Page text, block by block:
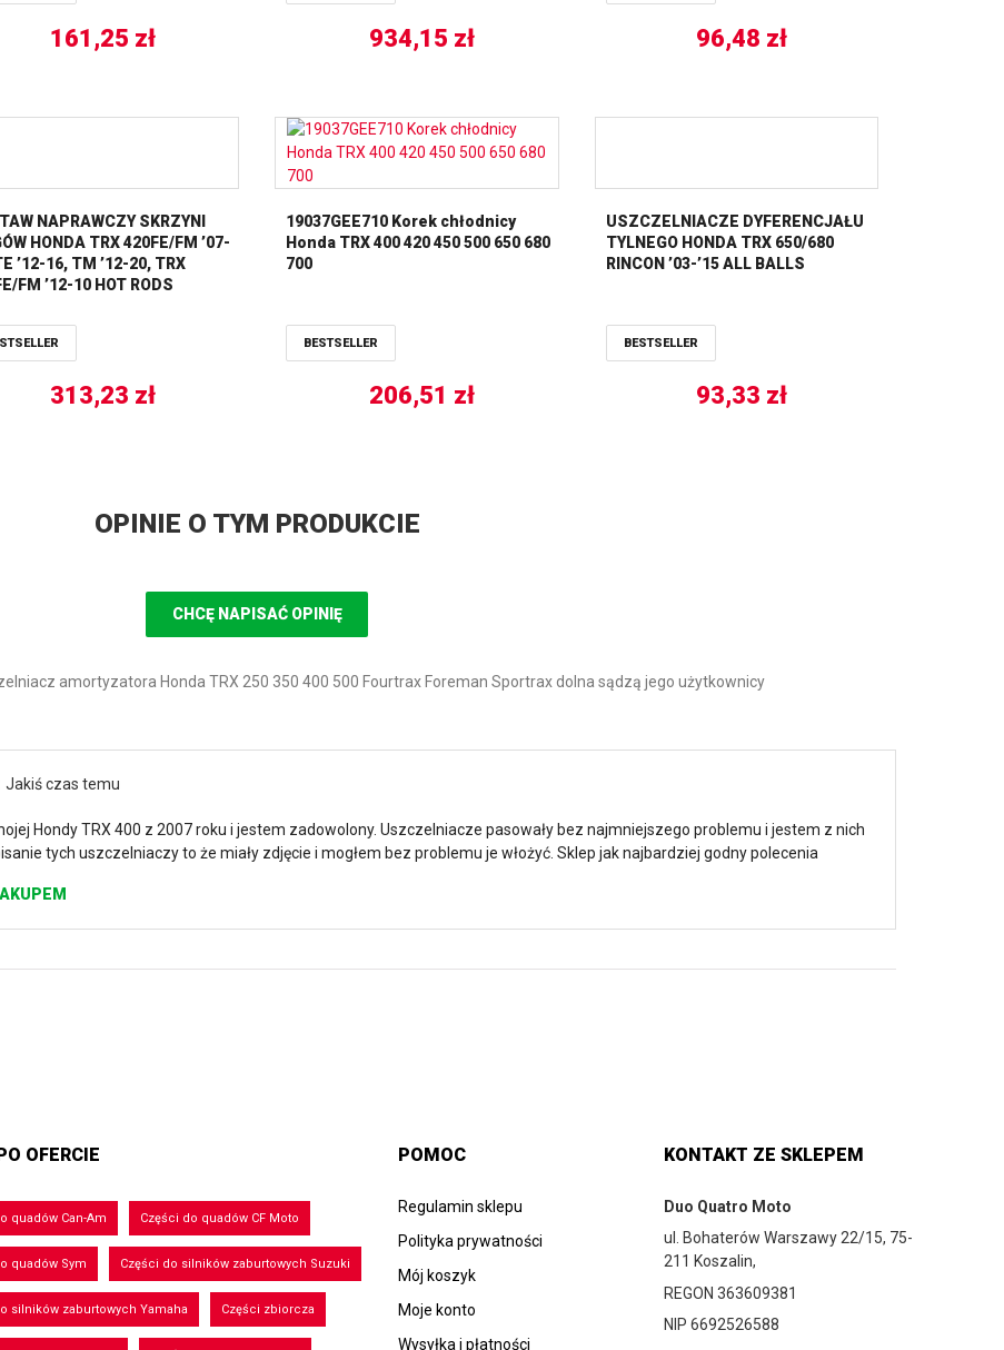
161,25 zł 934,15 zł 96,48 zł
NAPRAWCZY SKRZYNI
HONDA TRX 420FE/FM ’07-
’12-16, TM ’12-20, TRX
FM ’12-10 HOT RODS
313,23 zł
19037GEE710 Korek chłodnicy
Honda TRX 400 420 450 500 650 680
700
BESTSELLER
206,51 zł
USZCZELNIACZE DYFERENCJAŁU
TYLNEGO HONDA TRX 650/680
RINCON ’03-’15 ALL BALLS
BESTSELLER
93,33 zł
OPINIE O TYM PRODUKCIE
CHCĘ NAPISAĆ OPINIĘ
amortyzatora Honda TRX 250 350 400 500 Fourtrax Foreman Sportrax dolna sądzą jego użytkownicy
Jakiś czas temu
Hondy TRX 400 z 2007 roku i jestem zadowolony. Uszczelniacze pasowały bez najmniejszego problemu i jestem z nich
tych uszczelniaczy to że miały zdjęcie i mogłem bez problemu je włożyć. Sklep jak najbardziej godny polecenia
OFERCIE
quadów Can-Am Części do quadów CF Moto
quadów Sym Części do silników zaburtowych Suzuki
silników zaburtowych Yamaha Części zbiorcza
POMOC
Regulamin sklepu
Polityka prywatności
Mój koszyk
Moje konto
Wysyłka i płatności
KONTAKT ZE SKLEPEM
Duo Quatro Moto
ul. Bohaterów Warszawy 22/15, 75-
211 Koszalin,
REGON 363609381
NIP 6692526588